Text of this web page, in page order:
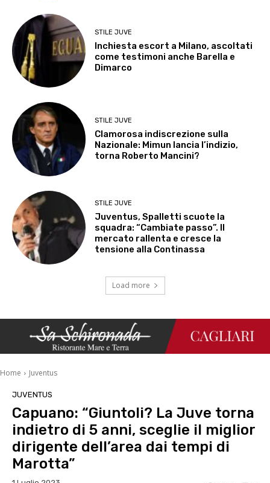
STILE JUVE
Inchiesta escort a Milano, ascoltati
come testimoni anche Barella e
Dimarco
STILE JUVE
Clamorosa indiscrezione sulla
Nazionale: Mimun lancia l’indizio,
torna Roberto Mancini?
STILE JUVE
Juventus, Spalletti scuote la
squadra: “Cambiate passo”. Il
mercato rallenta e cresce la
tensione alla Continassa
Load more